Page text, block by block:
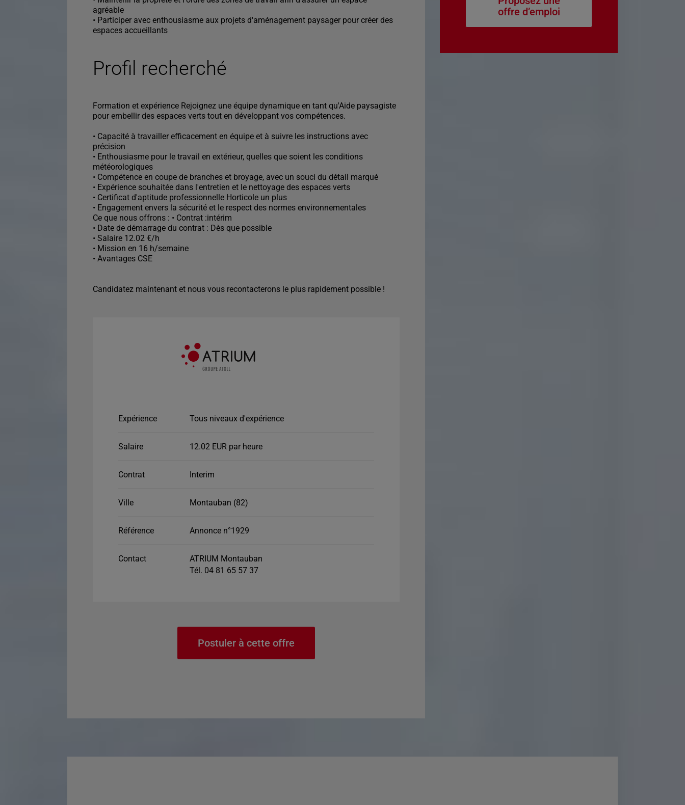
agréable
• Participer avec enthousiasme aux projets d'aménagement paysager pour créer des
espaces accueillants
Profil recherché
Formation et expérience Rejoignez une équipe dynamique en tant qu'Aide paysagiste
pour embellir des espaces verts tout en développant vos compétences.
• Capacité à travailler efficacement en équipe et à suivre les instructions avec
précision
• Enthousiasme pour le travail en extérieur, quelles que soient les conditions
météorologiques
• Compétence en coupe de branches et broyage, avec un souci du détail marqué
• Expérience souhaitée dans l'entretien et le nettoyage des espaces verts
• Certificat d'aptitude professionnelle Horticole un plus
• Engagement envers la sécurité et le respect des normes environnementales
Ce que nous offrons : • Contrat :intérim
• Date de démarrage du contrat : Dès que possible
• Salaire 12.02 €/h
• Mission en 16 h/semaine
• Avantages CSE
Candidatez maintenant et nous vous recontacterons le plus rapidement possible !
Expérience Tous niveaux d'expérience
Salaire 12.02 EUR par heure
Contrat Interim
Ville Montauban (82)
Référence Annonce n°1929
Contact
ATRIUM Montauban
Tél. 04 81 65 57 37
Postuler à cette offre
offre d’emploi